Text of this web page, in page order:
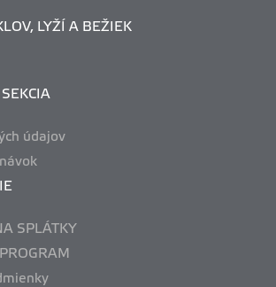
LYŽÍ A BEŽIEK
údajov
SPLÁTKY